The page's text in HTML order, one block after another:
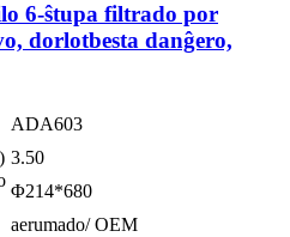
6-ŝtupa filtrado por
dorlotbesta danĝero,
ADA603
3.50
Φ214*680
aerumado/ OEM